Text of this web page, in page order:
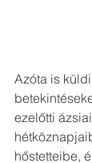
Azóta is
ezelőtti
hőstetteibe,